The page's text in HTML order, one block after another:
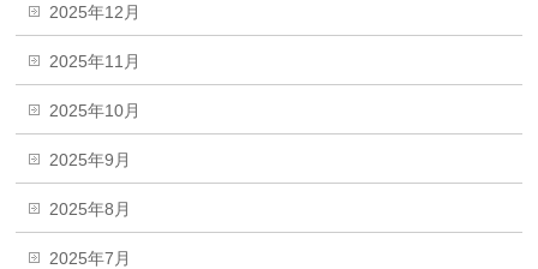
2025年12月
2025年11月
2025年10月
2025年9月
2025年8月
2025年7月